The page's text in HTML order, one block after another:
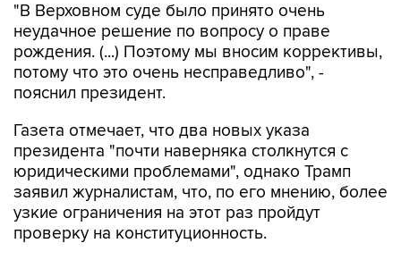
"В Верховном суде было принято очень
неудачное решение по вопросу о праве
рождения. (...) Поэтому мы вносим коррективы,
потому что это очень несправедливо", -
пояснил президент.
Газета отмечает, что два новых указа
президента "почти наверняка столкнутся с
юридическими проблемами", однако Трамп
заявил журналистам, что, по его мнению, более
узкие ограничения на этот раз пройдут
проверку на конституционность.